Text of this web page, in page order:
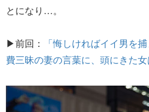
とになり…。
▶前回：
「悔しければイイ男を
費三昧の妻の言葉に、頭にきた